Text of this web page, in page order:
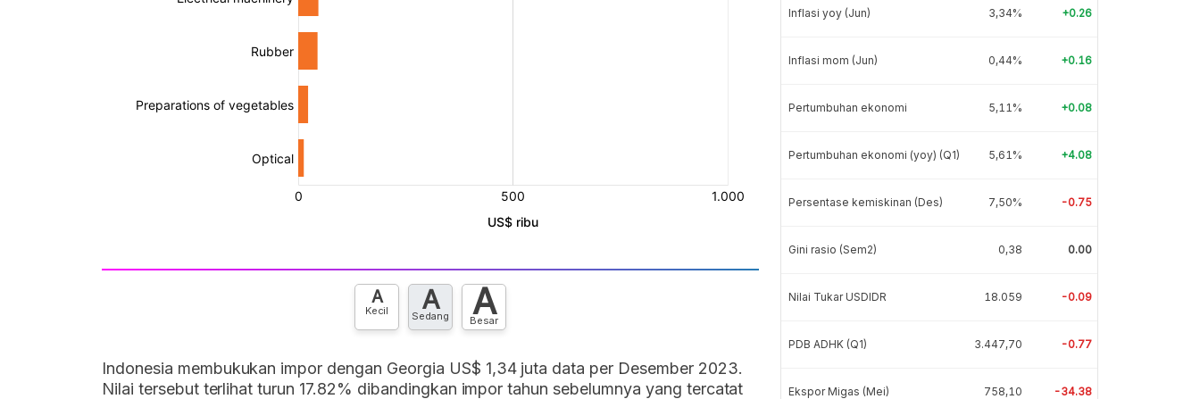
A
Kecil A
Sedang A
Besar
Indonesia membukukan impor dengan Georgia US$ 1,34 juta data per Desember 2023.
Nilai tersebut terlihat turun 17.82% dibandingkan impor tahun sebelumnya yang tercatat
Inflasi yoy (Jun) 3,34% +0.26
Inflasi mom (Jun) 0,44% +0.16
Pertumbuhan ekonomi 5,11% +0.08
Pertumbuhan ekonomi (yoy) (Q1) 5,61% +4.08
Persentase kemiskinan (Des) 7,50% -0.75
Gini rasio (Sem2) 0,38 0.00
Nilai Tukar USDIDR 18.059 -0.09
PDB ADHK (Q1) 3.447,70 -0.77
Ekspor Migas (Mei) 758,10 -34.38